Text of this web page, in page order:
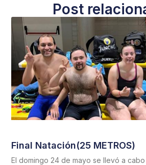
Post
Final Natación(25 METROS)
El domingo 24 de mayo se llevó a